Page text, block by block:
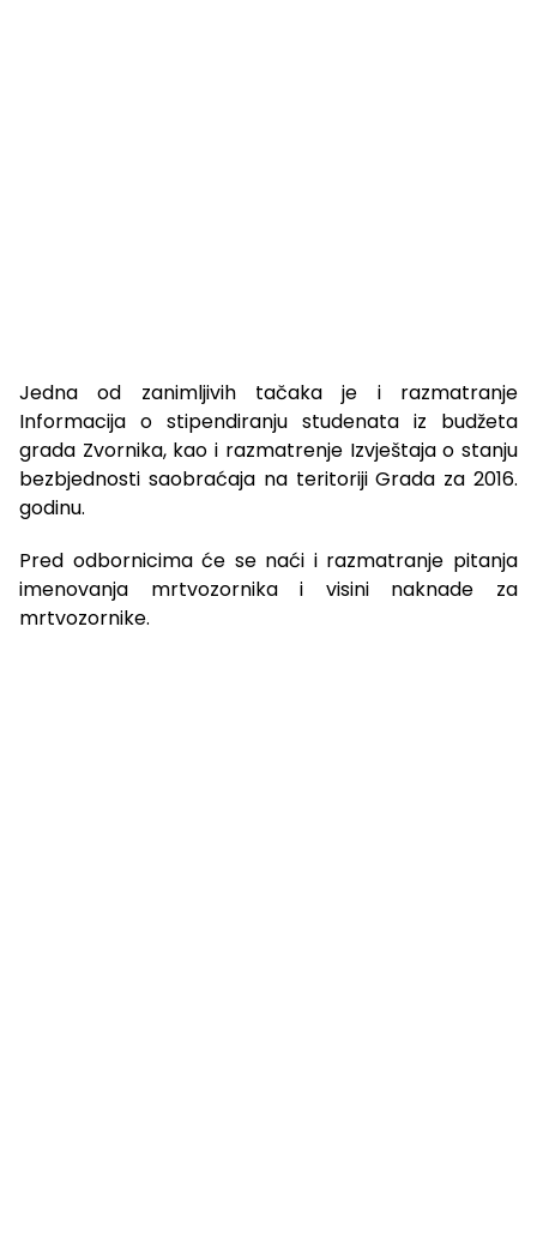
Jedna od zanimljivih tačaka je i razmatranje
Informacija o stipendiranju studenata iz budžeta
grada Zvornika, kao i razmatrenje Izvještaja o stanju
bezbjednosti saobraćaja na teritoriji Grada za 2016.
godinu.
Pred odbornicima će se naći i razmatranje pitanja
imenovanja mrtvozornika i visini naknade za
mrtvozornike.